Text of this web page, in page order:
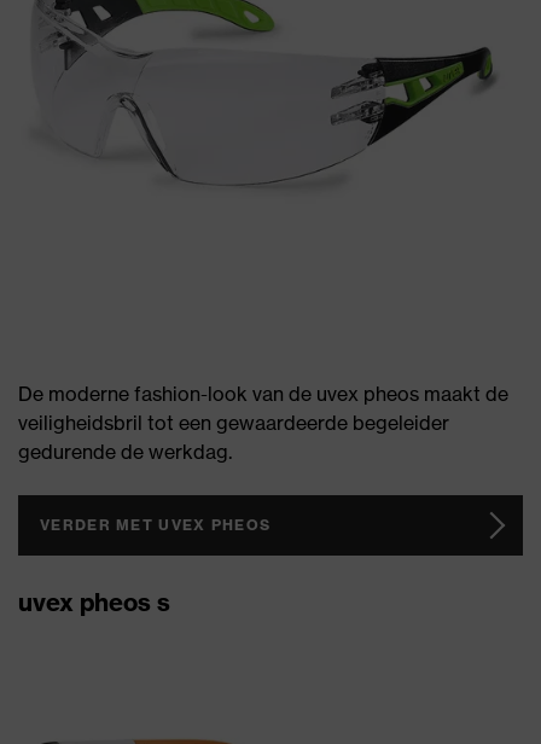
De moderne fashion-look van de uvex pheos maakt de
veiligheidsbril tot een gewaardeerde begeleider
gedurende de werkdag.
VERDER MET UVEX PHEOS
uvex pheos s